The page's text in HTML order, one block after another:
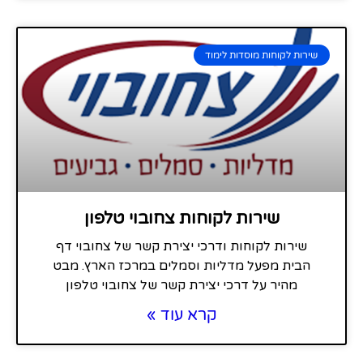
שירות לקוחות מוסדות לימוד
שירות לקוחות צחובוי טלפון
שירות לקוחות ודרכי יצירת קשר של צחובוי דף
הבית מפעל מדליות וסמלים במרכז הארץ. מבט
מהיר על דרכי יצירת קשר של צחובוי טלפון
קרא עוד »